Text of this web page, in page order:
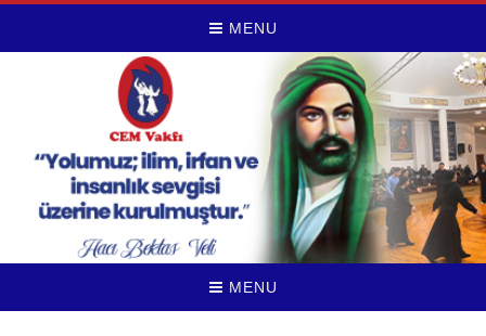
MENU
MENU